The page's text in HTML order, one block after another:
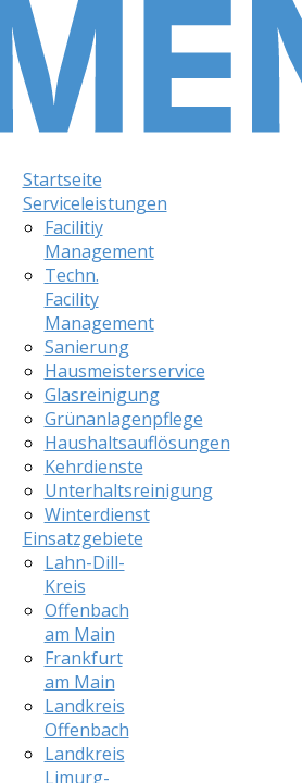
Startseite
Serviceleistungen
Facilitiy
Management
Techn.
Facility
Management
Sanierung
Hausmeisterservice
Glasreinigung
Grünanlagenpflege
Haushaltsauflösungen
Kehrdienste
Unterhaltsreinigung
Winterdienst
Einsatzgebiete
Lahn-Dill-
Kreis
Offenbach
am Main
Frankfurt
am Main
Landkreis
Offenbach
Landkreis
Limurg-